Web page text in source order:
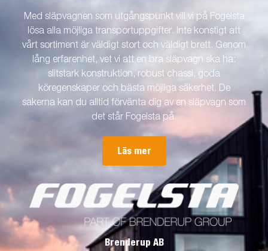
Med släpvagnen som utgångspunkt vill vi på Fogelsta
lösa alla möjliga transportuppgifter. Inte konstigt att
vårt sortiment är väldigt stort och väldigt brett. Genom
lång erfarenhet, vet vi att en bra släpvagn ska ha:
slitstark konstruktion, robust chassi, goda
köregenskaper och bästa möjliga säkerhet. De
sakerna kan du alltid förvänta dig av en släpvagn som
det står Fogelsta på.
Läs mer
Brenderup AB